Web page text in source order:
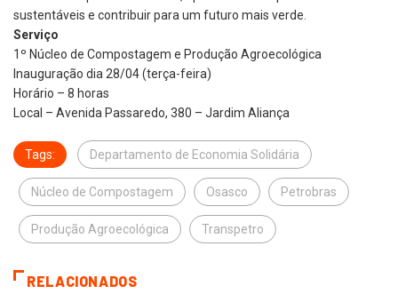
sustentáveis e contribuir para um futuro mais verde.
Serviço
1º Núcleo de Compostagem e Produção Agroecológica
Inauguração dia 28/04 (terça-feira)
Horário – 8 horas
Local – Avenida Passaredo, 380 – Jardim Aliança
Tags: Departamento de Economia Solidária
Núcleo de Compostagem Osasco Petrobras
Produção Agroecológica Transpetro
RELACIONADOS